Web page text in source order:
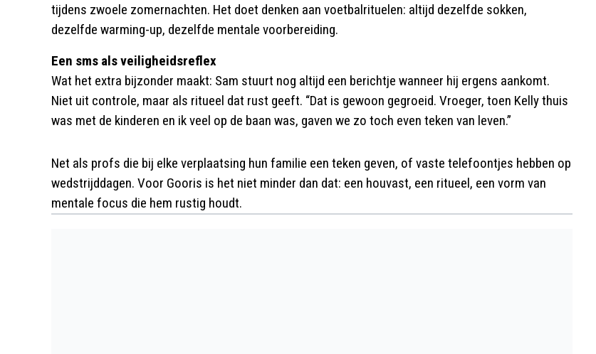
tijdens zwoele zomernachten. Het doet denken aan voetbalrituelen: altijd dezelfde sokken,
dezelfde warming-up, dezelfde mentale voorbereiding.
Een sms als veiligheidsreflex
Wat het extra bijzonder maakt: Sam stuurt nog altijd een berichtje wanneer hij ergens aankomt.
Niet uit controle, maar als ritueel dat rust geeft. “Dat is gewoon gegroeid. Vroeger, toen Kelly thuis
was met de kinderen en ik veel op de baan was, gaven we zo toch even teken van leven.”
Net als profs die bij elke verplaatsing hun familie een teken geven, of vaste telefoontjes hebben op
wedstrijddagen. Voor Gooris is het niet minder dan dat: een houvast, een ritueel, een vorm van
mentale focus die hem rustig houdt.